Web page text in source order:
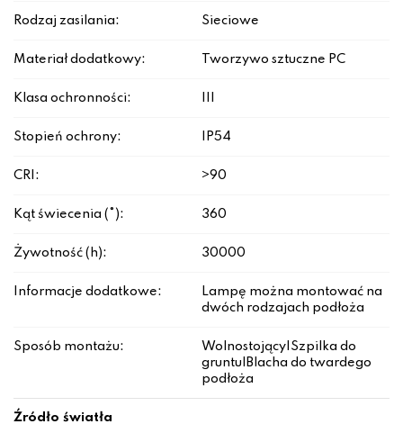
Rodzaj zasilania: Sieciowe
Materiał dodatkowy: Tworzywo sztuczne PC
Klasa ochronności:
Stopień ochrony: IP54
CRI: >90
Kąt świecenia (°): 360
Żywotność (h): 30000
Informacje dodatkowe:
Lampę można montować na
dwóch rodzajach podłoża
Sposób montażu:
Wolnostojący|Szpilka do
gruntu|Blacha do twardego
podłoża
Źródło światła